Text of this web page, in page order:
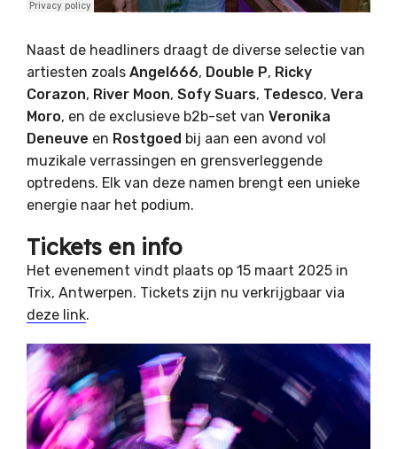
Naast de headliners draagt de diverse selectie van
artiesten zoals Angel666, Double P, Ricky
Corazon, River Moon, Sofy Suars, Tedesco, Vera
Moro, en de exclusieve b2b-set van Veronika
Deneuve en Rostgoed bij aan een avond vol
muzikale verrassingen en grensverleggende
optredens. Elk van deze namen brengt een unieke
energie naar het podium.
Tickets en info
Het evenement vindt plaats op 15 maart 2025 in
Trix, Antwerpen. Tickets zijn nu verkrijgbaar via
deze link.